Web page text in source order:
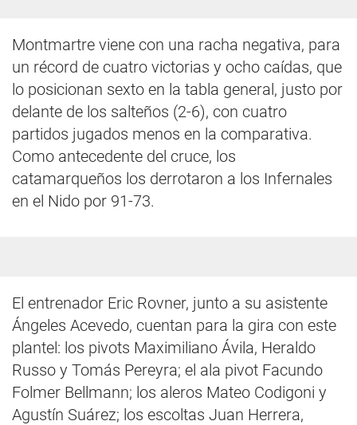
Montmartre viene con una racha negativa, para
un récord de cuatro victorias y ocho caídas, que
lo posicionan sexto en la tabla general, justo por
delante de los salteños (2-6), con cuatro
partidos jugados menos en la comparativa.
Como antecedente del cruce, los
catamarqueños los derrotaron a los Infernales
en el Nido por 91-73.
El entrenador Eric Rovner, junto a su asistente
Ángeles Acevedo, cuentan para la gira con este
plantel: los pivots Maximiliano Ávila, Heraldo
Russo y Tomás Pereyra; el ala pivot Facundo
Folmer Bellmann; los aleros Mateo Codigoni y
Agustín Suárez; los escoltas Juan Herrera,